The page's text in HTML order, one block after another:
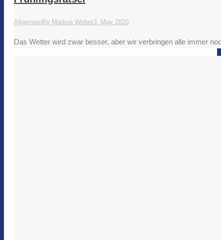
AllgemeinBy Markus Weber3. May 2020
Das Wetter wird zwar besser, aber wir verbringen alle immer